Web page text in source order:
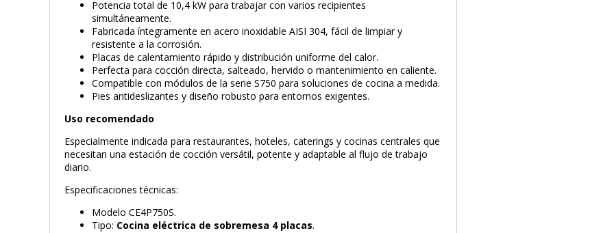
Potencia total de 10,4 kW para trabajar con varios recipientes
simultáneamente.
Fabricada íntegramente en acero inoxidable AISI 304, fácil de limpiar y
resistente a la corrosión.
Placas de calentamiento rápido y distribución uniforme del calor.
Perfecta para cocción directa, salteado, hervido o mantenimiento en caliente.
Compatible con módulos de la serie S750 para soluciones de cocina a medida.
Pies antideslizantes y diseño robusto para entornos exigentes.
Uso recomendado
Especialmente indicada para restaurantes, hoteles, caterings y cocinas centrales que
necesitan una estación de cocción versátil, potente y adaptable al flujo de trabajo
diario.
Especificaciones técnicas:
Modelo CE4P750S.
Tipo: Cocina eléctrica de sobremesa 4 placas.